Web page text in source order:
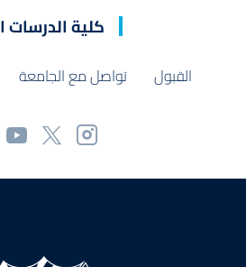
كلية الدرسات
القبول تواصل مع الجامعة